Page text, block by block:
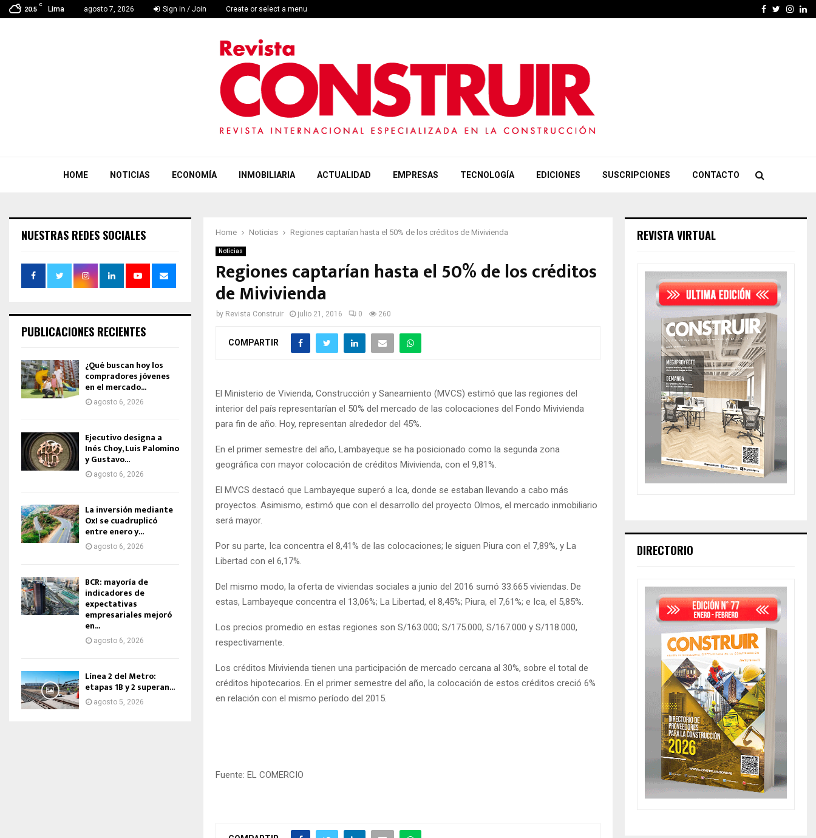
20.5
C
Lima agosto 7, 2026 Sign in / Join Create or select a menu Facebook
Twitter
HOME NOTICIAS ECONOMÍA INMOBILIARIA ACTUALIDAD EMPRESAS TECNOLOGÍA EDICIONES SUSCRIPCIONES CONTACTO
Home Noticias Regiones captarían hasta el 50% de los créditos de Mivivienda
Noticias
Regiones captarían hasta el 50% de los créditos
de Mivivienda
by Revista Construir julio 21, 2016 0 260
COMPARTIR
El Ministerio de Vivienda, Construcción y Saneamiento (MVCS) estimó que las regiones del
interior del país representarían el 50% del mercado de las colocaciones del Fondo Mivivienda
para fin de año. Hoy, representan alrededor del 45%.
En el primer semestre del año, Lambayeque se ha posicionado como la segunda zona
geográfica con mayor colocación de créditos Mivivienda, con el 9,81%.
El MVCS destacó que Lambayeque superó a Ica, donde se estaban llevando a cabo más
proyectos. Asimismo, estimó que con el desarrollo del proyecto Olmos, el mercado inmobiliario
será mayor.
Por su parte, Ica concentra el 8,41% de las colocaciones; le siguen Piura con el 7,89%, y La
Libertad con el 6,17%.
Del mismo modo, la oferta de viviendas sociales a junio del 2016 sumó 33.665 viviendas. De
estas, Lambayeque concentra el 13,06%; La Libertad, el 8,45%; Piura, el 7,61%; e Ica, el 5,85%.
Los precios promedio en estas regiones son S/163.000; S/175.000, S/167.000 y S/118.000,
respectivamente.
Los créditos Mivivienda tienen una participación de mercado cercana al 30%, sobre el total de
créditos hipotecarios. En el primer semestre del año, la colocación de estos créditos creció 6%
en relación con el mismo período del 2015.
Fuente: EL COMERCIO
NUESTRAS REDES SOCIALES
PUBLICACIONES RECIENTES
¿Qué buscan hoy los
compradores jóvenes
en el mercado...
agosto 6, 2026
Ejecutivo designa a
Inés Choy, Luis Palomino
y Gustavo...
agosto 6, 2026
La inversión mediante
OxI se cuadruplicó
entre enero y...
agosto 6, 2026
BCR: mayoría de
indicadores de
expectativas
empresariales mejoró
en...
agosto 6, 2026
Línea 2 del Metro:
etapas 1B y 2 superan...
agosto 5, 2026
REVISTA VIRTUAL
DIRECTORIO